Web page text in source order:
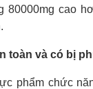
80000mg cao
toàn và có bị
phẩm chức